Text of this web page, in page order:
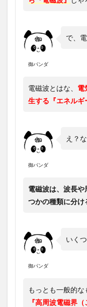
御パンダ
で、
電磁波とはな、 電
生する『エネルギ
御パンダ
え？
電磁波は、波長や
つかの種類に分け
御パンダ
いく
もっとも一般的な
『高周波電磁界